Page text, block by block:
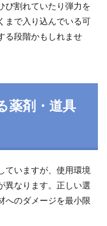
び割れていたり弾力を
まで入り込んでいる可
る段階かもしれませ
薬剤・道具
ていますが、使用環境
異なります。正しい選
へのダメージを最小限